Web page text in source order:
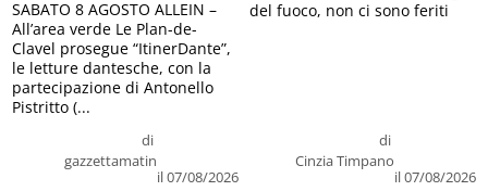
di
gazzettamatin
il 07/08/2026
SABATO 8 AGOSTO ALLEIN –
All’area verde Le Plan-de-
Clavel prosegue “ItinerDante”,
le letture dantesche, con la
partecipazione di Antonello
Pistritto (...
di
Cinzia Timpano
il 07/08/2026
del fuoco, non ci sono feriti